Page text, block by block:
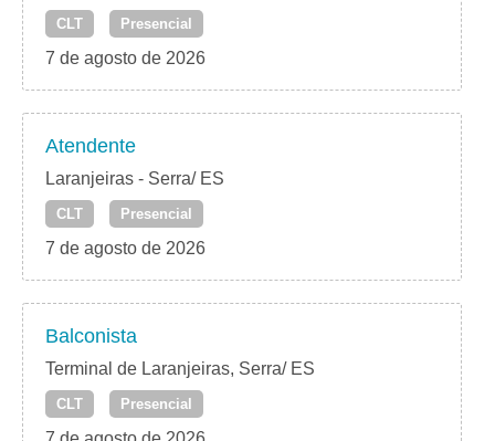
CLT Presencial
7 de agosto de 2026
Atendente
Laranjeiras - Serra/ ES
CLT Presencial
7 de agosto de 2026
Balconista
Terminal de Laranjeiras, Serra/ ES
CLT Presencial